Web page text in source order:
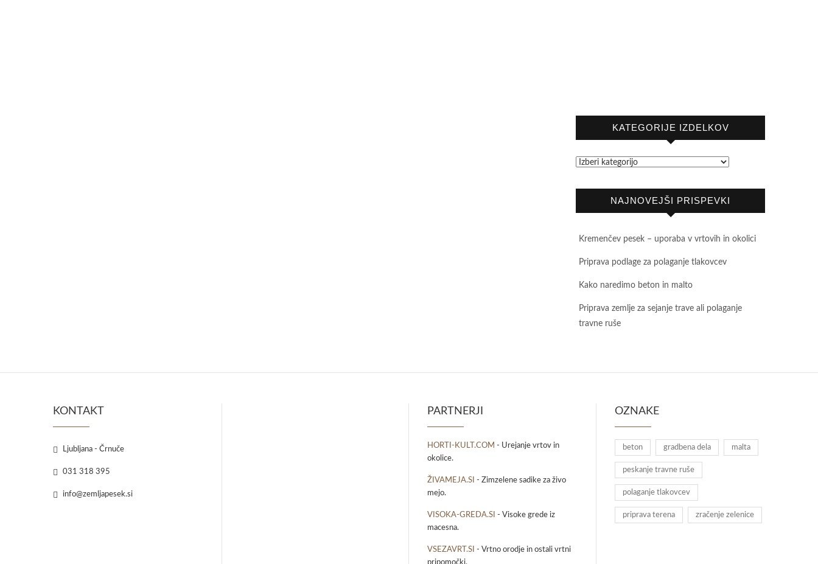
KATEGORIJE IZDELKOV
NAJNOVEJŠI PRISPEVKI
Kremenčev pesek – uporaba v vrtovih in okolici
Priprava podlage za polaganje tlakovcev
Kako naredimo beton in malto
Priprava zemlje za sejanje trave ali polaganje
travne ruše
KONTAKT
Ljubljana - Črnuče
031 318 395
info@zemljapesek.si
PARTNERJI
HORTI-KULT.COM - Urejanje vrtov in
okolice.
ŽIVAMEJA.SI - Zimzelene sadike za živo
mejo.
VISOKA-GREDA.SI - Visoke grede iz
macesna.
VSEZAVRT.SI - Vrtno orodje in ostali vrtni
OZNAKE
beton gradbena dela malta
peskanje travne ruše
polaganje tlakovcev
priprava terena zračenje zelenice